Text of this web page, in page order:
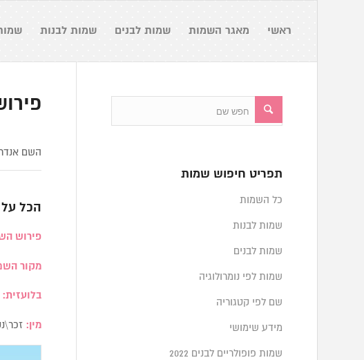
ראשי מאגר השמות שמות לבנים שמות לבנות
השם
הכל
פירוש
מקור
בלועזית:
מין:
תפריט חיפוש שמות
כל השמות
שמות לבנות
שמות לבנים
שמות לפי נומרולוגיה
שם לפי קטגוריה
מידע שימושי
שמות פופולריים לבנים 2022